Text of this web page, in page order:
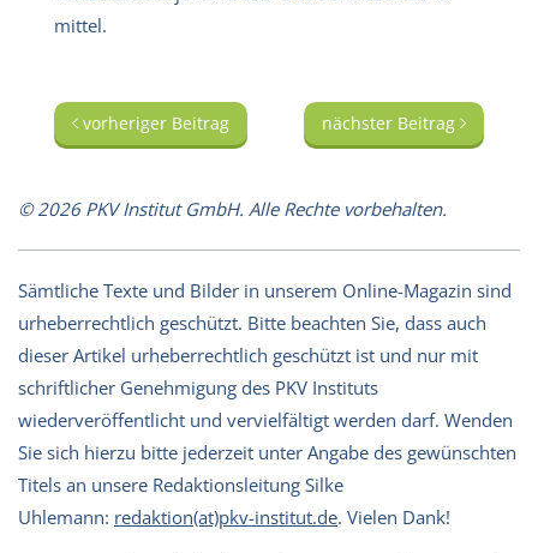
mittel.
vorheriger Beitrag nächster Beitrag
© 2026 PKV Institut GmbH. Alle Rechte vorbehalten.
Sämtliche Texte und Bilder in unserem Online-Magazin sind
urheberrechtlich geschützt. Bitte beachten Sie, dass auch
dieser Artikel urheberrechtlich geschützt ist und nur mit
schriftlicher Genehmigung des PKV Instituts
wiederveröffentlicht und vervielfältigt werden darf. Wenden
Sie sich hierzu bitte jederzeit unter Angabe des gewünschten
Titels an unsere Redaktionsleitung Silke
Uhlemann: redaktion(at)pkv-institut.de. Vielen Dank!